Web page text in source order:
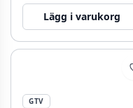
Lägg i varukorg
GTV